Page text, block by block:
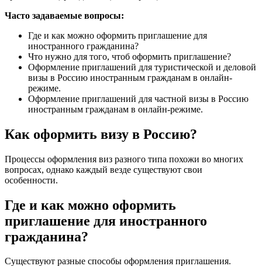
Часто задаваемые вопросы:
Где и как можно оформить приглашение для
иностранного гражданина?
Что нужно для того, чтоб оформить приглашение?
Оформление приглашений для туристической и деловой
визы в Россию иностранным гражданам в онлайн-
режиме.
Оформление приглашений для частной визы в Россию
иностранным гражданам в онлайн-режиме.
Как оформить визу в Россию?
Процессы оформления виз разного типа похожи во многих
вопросах, однако каждый везде существуют свои
особенности.
Где и как можно оформить
приглашение для иностранного
гражданина?
Существуют разные способы оформления приглашения.